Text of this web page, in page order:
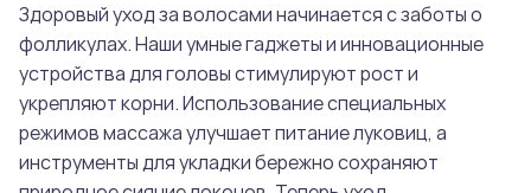
Здоровый уход за волосами начинается с заботы о
фолликулах. Наши умные гаджеты и инновационные
устройства для головы стимулируют рост и
укрепляют корни. Использование специальных
режимов массажа улучшает питание луковиц, а
инструменты для укладки бережно сохраняют